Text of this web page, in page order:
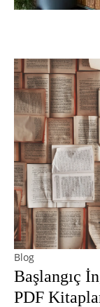
Blog
Başlangıç
PDF